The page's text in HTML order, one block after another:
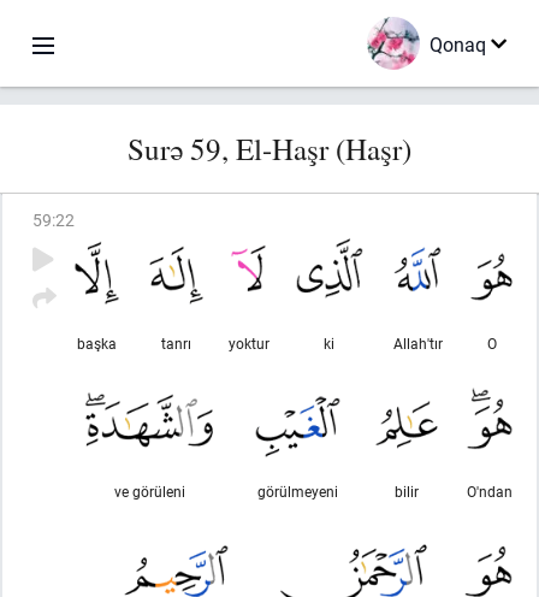
Qonaq
Surə 59, El-Haşr (Haşr)
59:22
O
Allah'tır
ki
yoktur
tanrı
başka
O'ndan
bilir
görülmeyeni
ve görüleni